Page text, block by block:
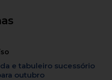
e tabuleiro sucessório
outubro